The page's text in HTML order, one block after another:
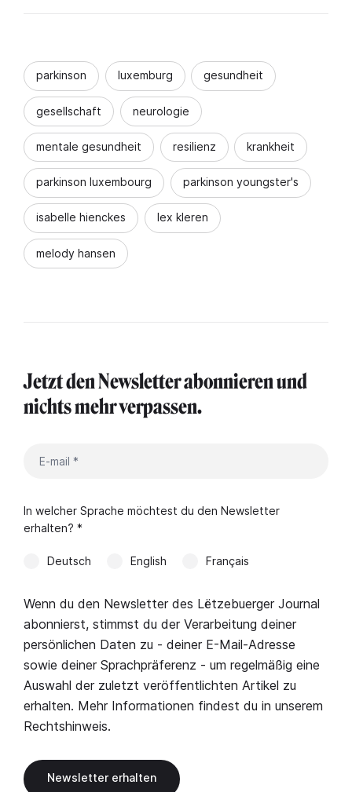
parkinson luxemburg gesundheit
gesellschaft neurologie
mentale gesundheit resilienz krankheit
parkinson luxembourg parkinson youngster's
isabelle hienckes lex kleren
melody hansen
Jetzt den Newsletter abonnieren und
nichts mehr verpassen.
In welcher Sprache möchtest du den Newsletter
erhalten? *
Deutsch English Français
Wenn du den Newsletter des Lëtzebuerger Journal
abonnierst, stimmst du der Verarbeitung deiner
persönlichen Daten zu - deiner E-Mail-Adresse
sowie deiner Sprachpräferenz - um regelmäßig eine
Auswahl der zuletzt veröffentlichten Artikel zu
erhalten. Mehr Informationen findest du in unserem
Rechtshinweis.